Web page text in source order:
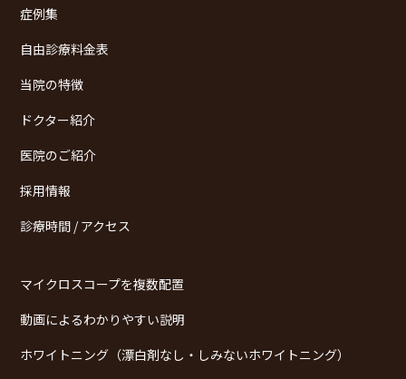
症例集
自由診療料金表
当院の特徴
ドクター紹介
医院のご紹介
採用情報
診療時間 / アクセス
マイクロスコープを複数配置
動画によるわかりやすい説明
ホワイトニング（漂白剤なし・しみないホワイトニング）